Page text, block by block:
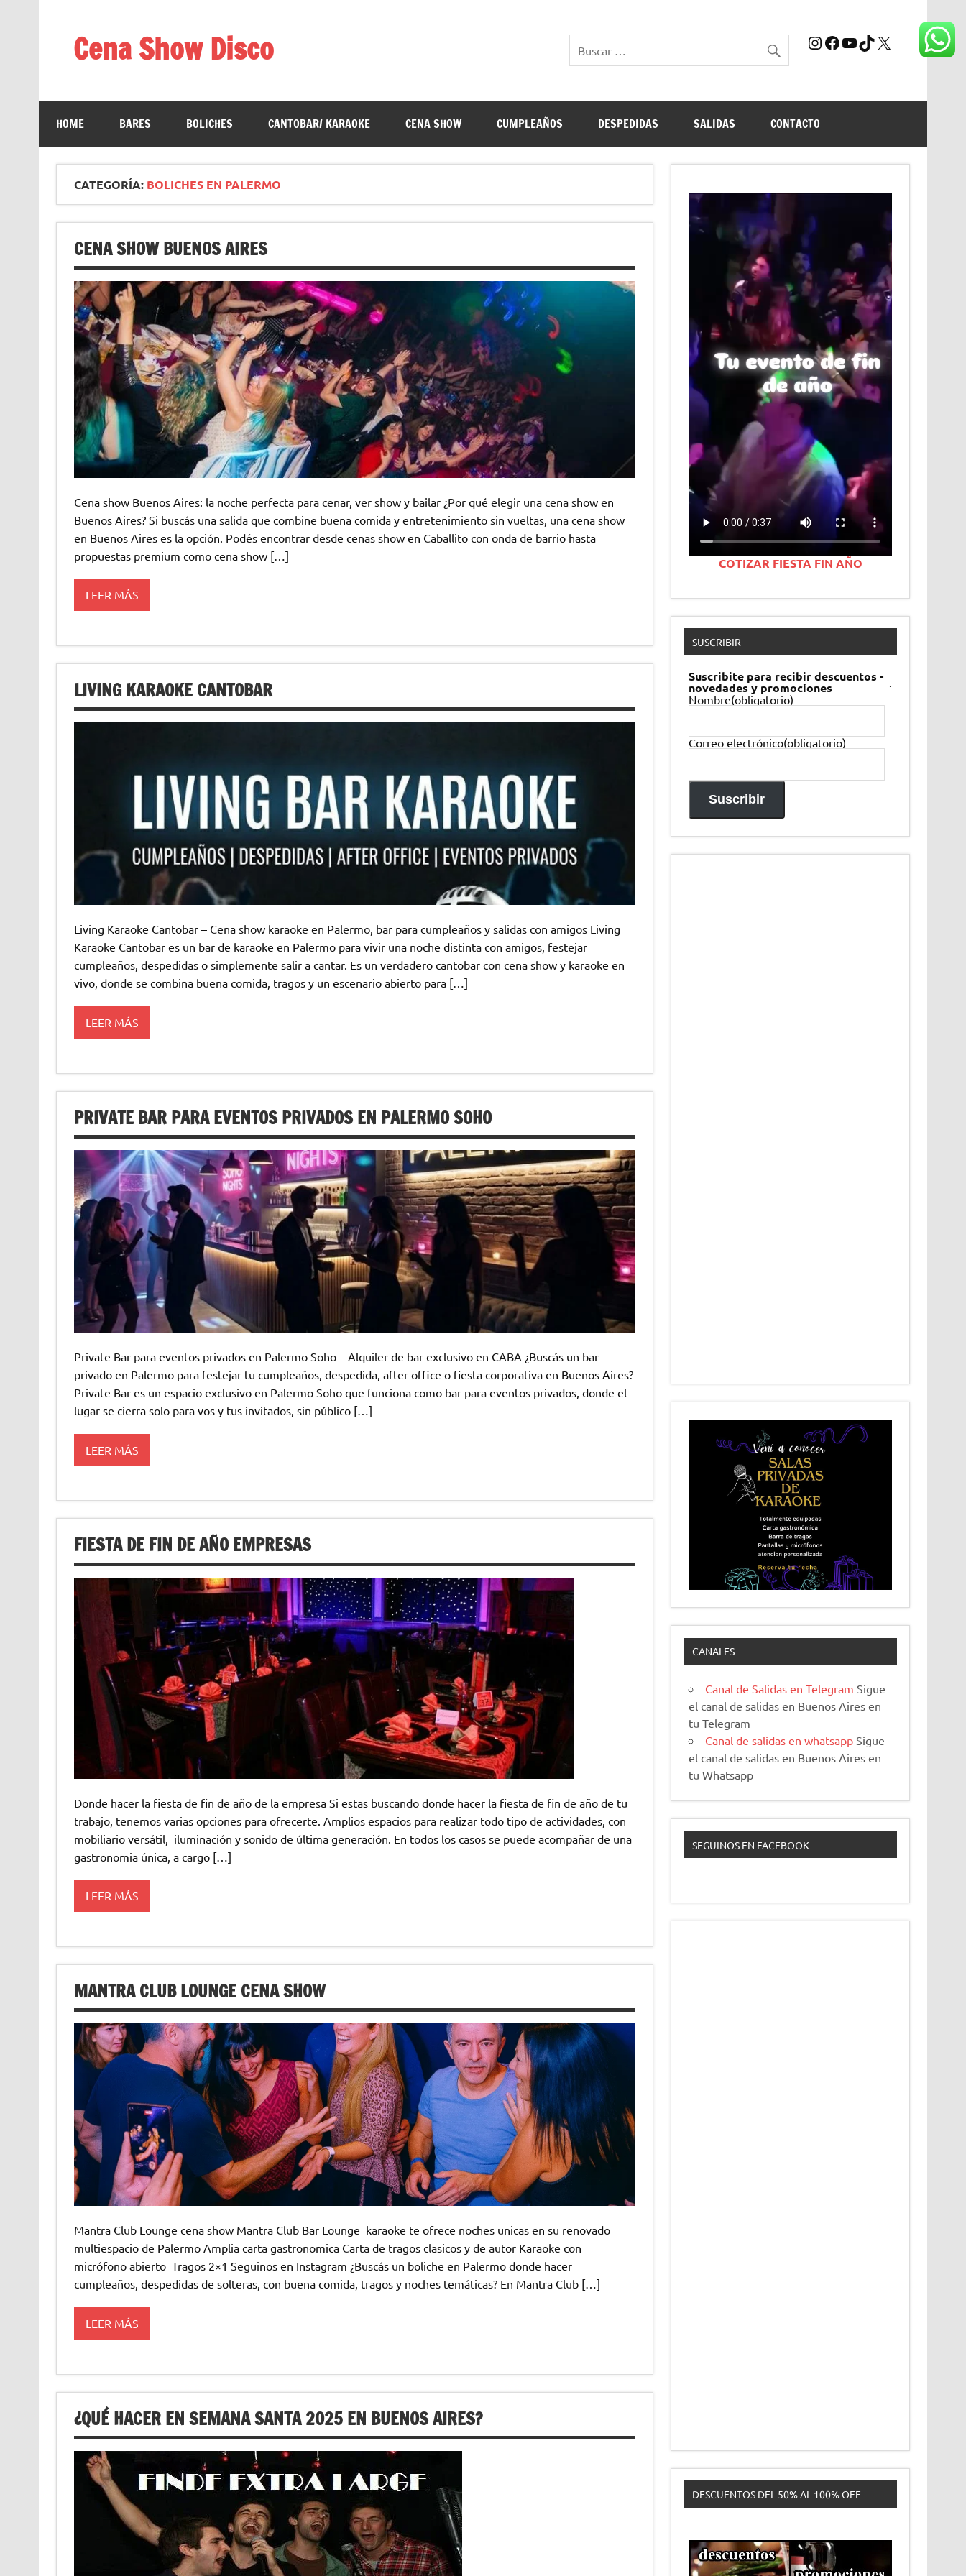
Cena Show Disco InstagramFacebook YouTube TikTok X
HOME BARES BOLICHES CANTOBAR/ KARAOKE CENA SHOW CUMPLEAÑOS DESPEDIDAS SALIDAS CONTACTO
CATEGORÍA: BOLICHES EN PALERMO
CENA SHOW BUENOS AIRES
Cena show Buenos Aires: la noche perfecta para cenar, ver show y bailar ¿Por qué elegir una cena show en
Buenos Aires? Si buscás una salida que combine buena comida y entretenimiento sin vueltas, una cena show
en Buenos Aires es la opción. Podés encontrar desde cenas show en Caballito con onda de barrio hasta
propuestas premium como cena show […]
LEER MÁS
LIVING KARAOKE CANTOBAR
Living Karaoke Cantobar – Cena show karaoke en Palermo, bar para cumpleaños y salidas con amigos Living
Karaoke Cantobar es un bar de karaoke en Palermo para vivir una noche distinta con amigos, festejar
cumpleaños, despedidas o simplemente salir a cantar. Es un verdadero cantobar con cena show y karaoke en
vivo, donde se combina buena comida, tragos y un escenario abierto para […]
LEER MÁS
PRIVATE BAR PARA EVENTOS PRIVADOS EN PALERMO SOHO
Private Bar para eventos privados en Palermo Soho – Alquiler de bar exclusivo en CABA ¿Buscás un bar
privado en Palermo para festejar tu cumpleaños, despedida, after office o fiesta corporativa en Buenos Aires?
Private Bar es un espacio exclusivo en Palermo Soho que funciona como bar para eventos privados, donde el
lugar se cierra solo para vos y tus invitados, sin público […]
LEER MÁS
FIESTA DE FIN DE AÑO EMPRESAS
Donde hacer la fiesta de fin de año de la empresa Si estas buscando donde hacer la fiesta de fin de año de tu
trabajo, tenemos varias opciones para ofrecerte. Amplios espacios para realizar todo tipo de actividades, con
mobiliario versátil, iluminación y sonido de última generación. En todos los casos se puede acompañar de una
gastronomia única, a cargo […]
LEER MÁS
MANTRA CLUB LOUNGE CENA SHOW
Mantra Club Lounge cena show Mantra Club Bar Lounge karaoke te ofrece noches unicas en su renovado
multiespacio de Palermo Amplia carta gastronomica Carta de tragos clasicos y de autor Karaoke con
micrófono abierto Tragos 2×1 Seguinos en Instagram ¿Buscás un boliche en Palermo donde hacer
cumpleaños, despedidas de solteras, con buena comida, tragos y noches temáticas? En Mantra Club […]
LEER MÁS
¿QUÉ HACER EN SEMANA SANTA 2025 EN BUENOS AIRES?
COTIZAR FIESTA FIN AÑO
SUSCRIBIR
Suscribite para recibir descuentos -
novedades y promociones
.
Nombre(obligatorio)
Correo electrónico(obligatorio)
Suscribir
CANALES
Canal de Salidas en Telegram Sigue
el canal de salidas en Buenos Aires en
tu Telegram
Canal de salidas en whatsapp Sigue
el canal de salidas en Buenos Aires en
tu Whatsapp
SEGUINOS EN FACEBOOK
DESCUENTOS DEL 50% AL 100% OFF